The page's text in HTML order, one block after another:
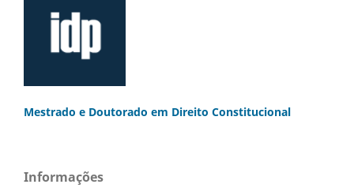
Mestrado e Doutorado em Direito Constitucional
Informações